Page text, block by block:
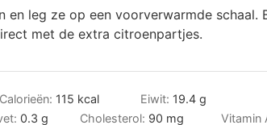
en leg ze op een voorverwarmde schaal.
met de extra citroenpartjes.
Calorieën: 115 kcal Eiwit: 19.4 g
0.3 g Cholesterol: 90 mg Vitamin